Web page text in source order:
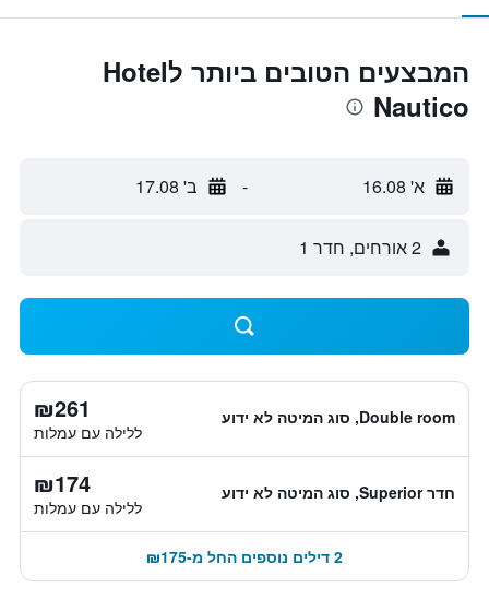
המבצעים הטובים ביותר לHotel
Nautico
א' 16.08 - ב' 17.08
2 אורחים, חדר 1
Double room, סוג המיטה לא ידוע ₪261
ללילה עם עמלות
חדר Superior, סוג המיטה לא ידוע ₪174
ללילה עם עמלות
2 דילים נוספים החל מ-₪175